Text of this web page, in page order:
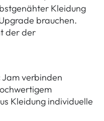
Kleidung
brauchen.
der der
verbinden
Kleidung individuelle